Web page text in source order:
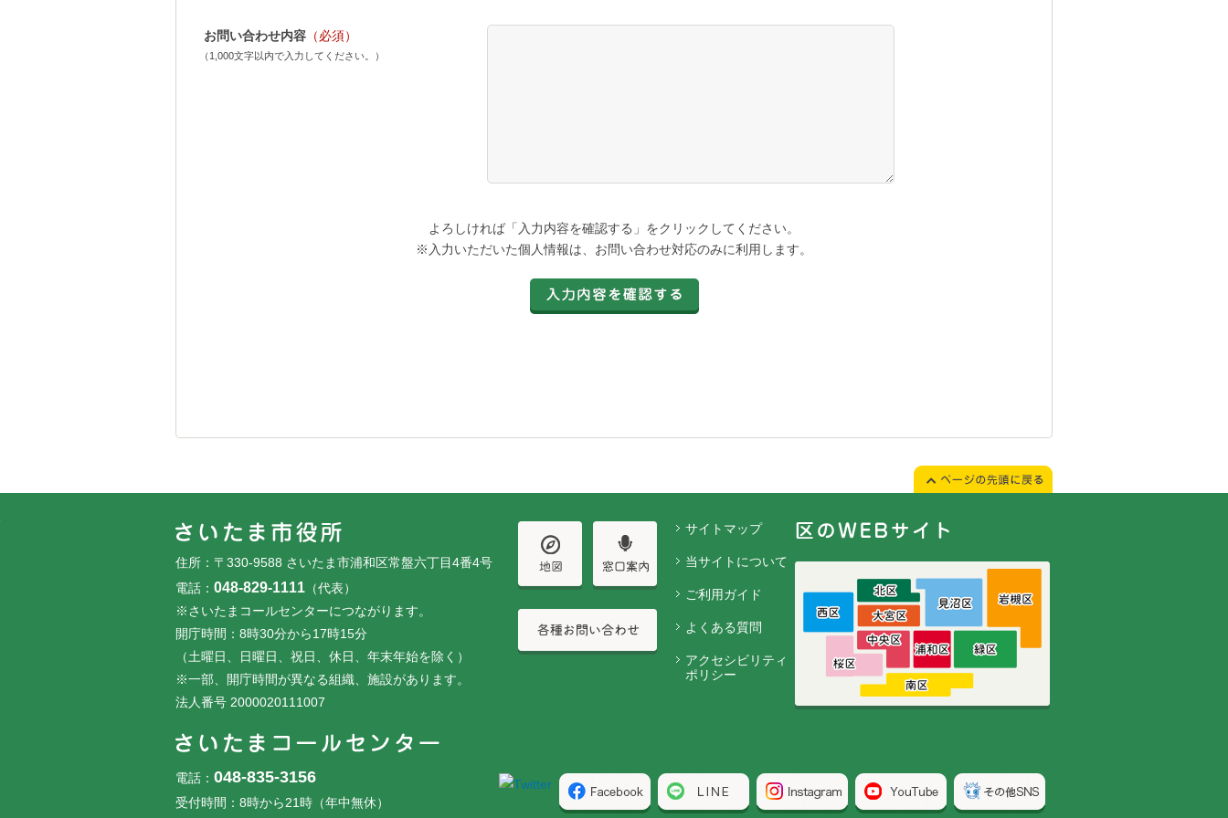
お問い合わせ内容 （必須）
（1,000文字以内で入力してください。）
よろしければ「入力内容を確認する」をクリックしてください。
※入力いただいた個人情報は、お問い合わせ対応のみに利用します。
住所：〒330-9588 さいたま市浦和区常盤六丁目4番4号
電話： 048-829-1111 （代表）
※さいたまコールセンターにつながります。
開庁時間：8時30分から17時15分
（土曜日、日曜日、祝日、休日、年末年始を除く）
※一部、開庁時間が異なる組織、施設があります。
法人番号 2000020111007
電話： 048-835-3156
受付時間：8時から21時（年中無休）
サイトマップ
当サイトについて
ご利用ガイド
よくある質問
アクセシビリティ
ポリシー